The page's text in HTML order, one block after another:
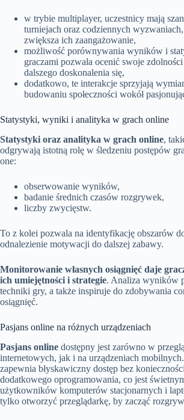
w trybie multiplayer, uczestnicy mają
turniejach oraz codziennych
zwiększa ich zaangażowanie,
możliwość porównywania wyników i
graczami pozwala ocenić swoje
dalszego doskonalenia się,
dodatkowo, te interakcje sprzyjają
budowaniu społeczności wokół
Statystyki, wyniki i analityka w grach online
Statystyki oraz analityka w grach online,
odgrywają istotną rolę w śledzeniu postępów
one:
obserwowanie wyników,
badanie średnich czasów rozgrywek,
liczby zwycięstw.
To z kolei pozwala na identyfikację obszarów
odnalezienie motywacji do dalszej zabawy.
Monitorowanie własnych osiągnięć daje
ich umiejętności i strategie. Analiza wyników
techniki gry, a także inspiruje do zdobywania
osiągnięć.
Pasjans online na różnych urządzeniach
Pasjans online dostępny jest zarówno w
internetowych, jak i na urządzeniach
zapewnia błyskawiczny dostęp bez
dodatkowego oprogramowania, co jest
użytkowników komputerów stacjonarnych i
tylko otworzyć przeglądarkę, by zacząć